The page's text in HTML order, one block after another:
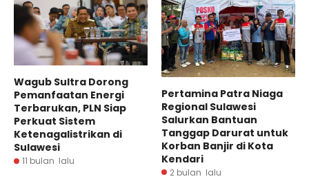
Wagub Sultra Dorong
Pemanfaatan Energi
Terbarukan, PLN Siap
Perkuat Sistem
Ketenagalistrikan di
Sulawesi
11 bulan lalu
Pertamina Patra Niaga
Regional Sulawesi
Salurkan Bantuan
Tanggap Darurat untuk
Korban Banjir di Kota
Kendari
2 bulan lalu